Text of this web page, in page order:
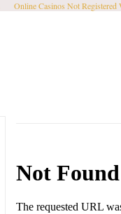
Online Casinos Not Registered